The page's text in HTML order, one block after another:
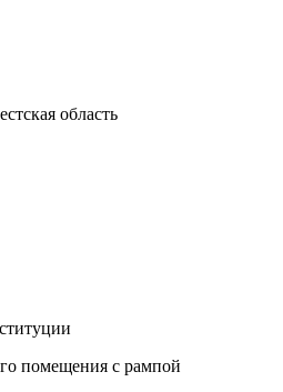
область
помещения с рампой